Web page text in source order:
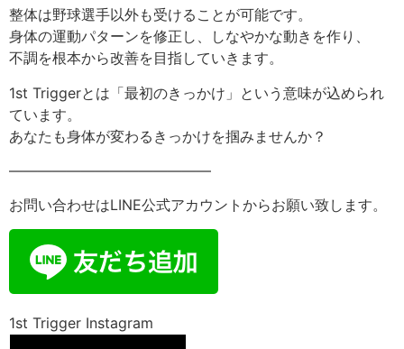
整体は野球選手以外も受けることが可能です。
身体の運動パターンを修正し、しなやかな動きを作り、
不調を根本から改善を目指していきます。
1st Triggerとは「最初のきっかけ」という意味が込められ
ています。
あなたも身体が変わるきっかけを掴みませんか？
——————————————
お問い合わせはLINE公式アカウントからお願い致します。
1st Trigger Instagram